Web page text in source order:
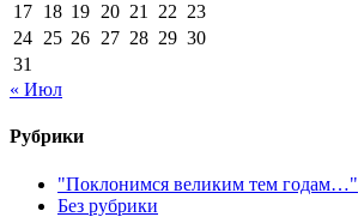
17 18 19 20 21 22 23
24 25 26 27 28 29 30
31
« Июл
Рубрики
"Поклонимся великим тем годам…"
Без рубрики